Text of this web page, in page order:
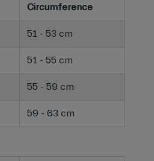
Circumference
51 - 53 cm
51 - 55 cm
55 - 59 cm
59 - 63 cm